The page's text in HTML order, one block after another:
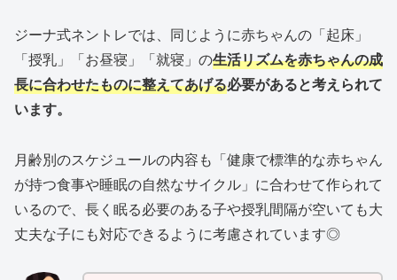
ジーナ式ネントレでは、同じように赤ちゃんの「起床」
「授乳」「お昼寝」「就寝」の生活リズムを赤ちゃんの成
長に合わせたものに整えてあげる必要があると考えられて
います。
月齢別のスケジュールの内容も「健康で標準的な赤ちゃん
が持つ食事や睡眠の自然なサイクル」に合わせて作られて
いるので、長く眠る必要のある子や授乳間隔が空いても大
丈夫な子にも対応できるように考慮されています◎